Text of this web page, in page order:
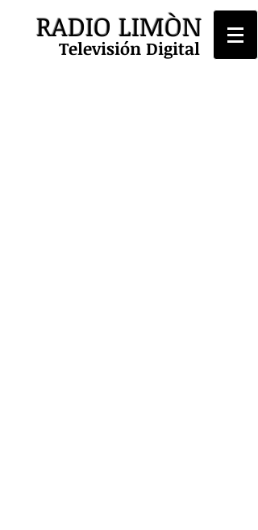
RADIO LIMÒN
Televisión Digital